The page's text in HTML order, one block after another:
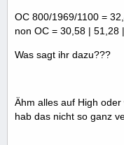
OC 800/1969/1100 =
non OC = 30,58 | 51,28
Was sagt ihr dazu???
Ähm alles auf High
hab das nicht so ganz